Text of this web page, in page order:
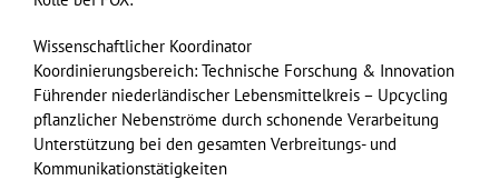
Wissenschaftlicher Koordinator
Koordinierungsbereich: Technische Forschung & Innovation
Führender niederländischer Lebensmittelkreis – Upcycling
pflanzlicher Nebenströme durch schonende Verarbeitung
Unterstützung bei den gesamten Verbreitungs- und
Kommunikationstätigkeiten